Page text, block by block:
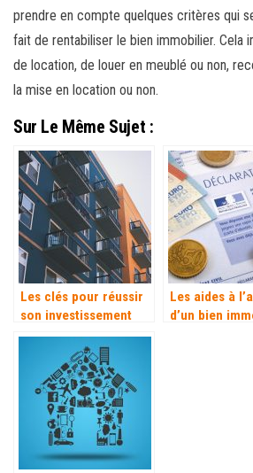
prendre en compte quelques critères qui
fait de rentabiliser le bien immobilier. Cela
de location, de louer en meublé ou non,
la mise en location ou non.
Sur Le Même Sujet :
Les clés pour réussir
son investissement
locatif
Les aides à
d’un bien